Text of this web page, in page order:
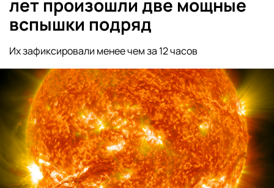
лет произошли две мощные
вспышки подряд
Их зафиксировали менее чем за 12 часов